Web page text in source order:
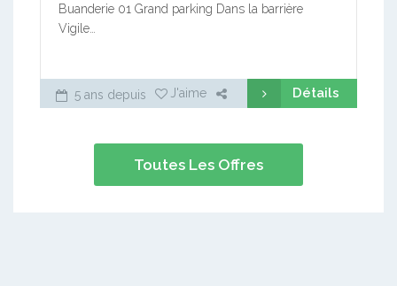
Buanderie 01 Grand parking Dans la barrière
Vigile…
5 ans depuis J'aime Détails
Toutes Les Offres